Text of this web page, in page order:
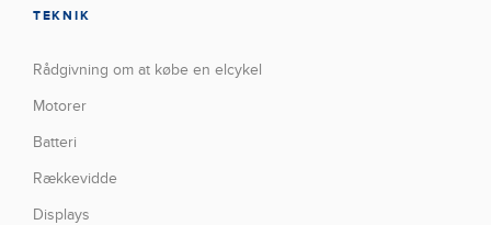
TEKNIK
Rådgivning om at købe en elcykel
Motorer
Batteri
Rækkevidde
Displays